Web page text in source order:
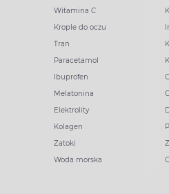
Witamina C
Krople do oczu
Tran
Paracetamol
Ibuprofen
Melatonina
Elektrolity
Kolagen
Zatoki
Woda morska